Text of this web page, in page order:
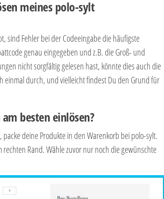
meines polo-sylt
sind Fehler bei der Codeeingabe die häufigste
genau eingegeben und z.B. die Groß- und
nicht sorgfältig gelesen hast, könnte dies auch die
einmal durch, und vielleicht findest Du den Grund für
besten einlösen?
deine Produkte in den Warenkorb bei polo-sylt.
Rand. Wähle zuvor nur noch die gewünschte